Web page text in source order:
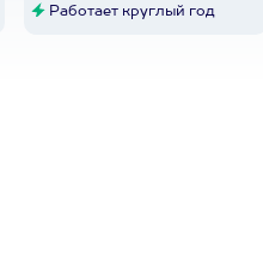
Работает круглый год